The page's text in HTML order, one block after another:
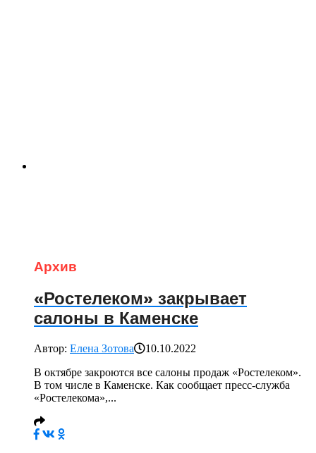
Архив
«Ростелеком» закрывает
салоны в Каменске
Автор: Елена Зотова
10.10.2022
В октябре закроются все салоны продаж «Ростелеком».
В том числе в Каменске. Как сообщает пресс-служба
«Ростелекома»,...